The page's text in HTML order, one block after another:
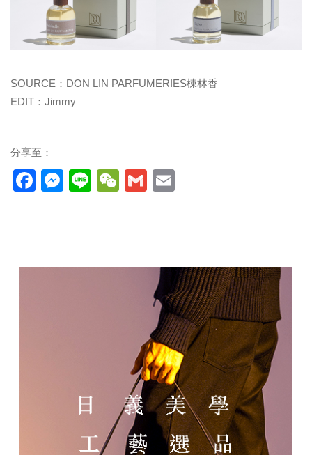
SOURCE：DON LIN PARFUMERIES棟林香
EDIT：Jimmy
分享至：
Facebook
Messenger
LineWeChat
Gmail